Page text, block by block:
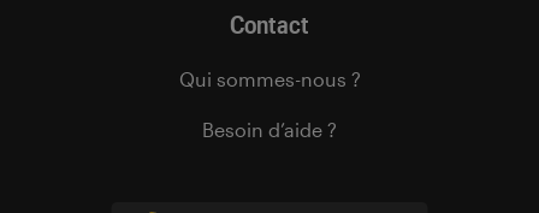
Contact
Qui sommes-nous ?
Besoin d’aide ?